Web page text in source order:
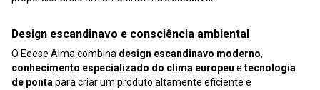
Design escandinavo e consciência ambiental
O Eeese Alma combina design escandinavo moderno,
conhecimento especializado do clima europeu e tecnologia
de ponta para criar um produto altamente eficiente e